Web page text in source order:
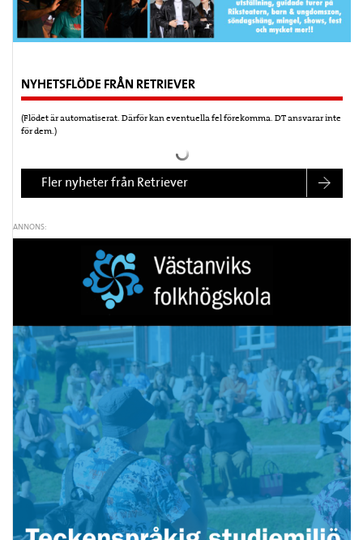
NYHETSFLÖDE FRÅN RETRIEVER
(Flödet är automatiserat. Därför kan eventuella fel förekomma. DT ansvarar inte
för dem.)
Fler nyheter från Retriever
ANNONS: